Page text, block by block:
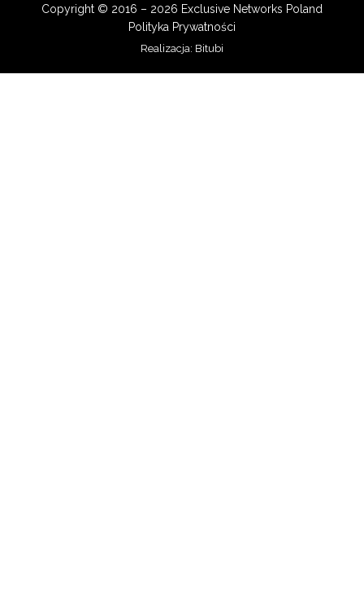
Copyright © 2016 – 2026 Exclusive Networks Poland
Polityka Prywatności
Realizacja: Bitubi